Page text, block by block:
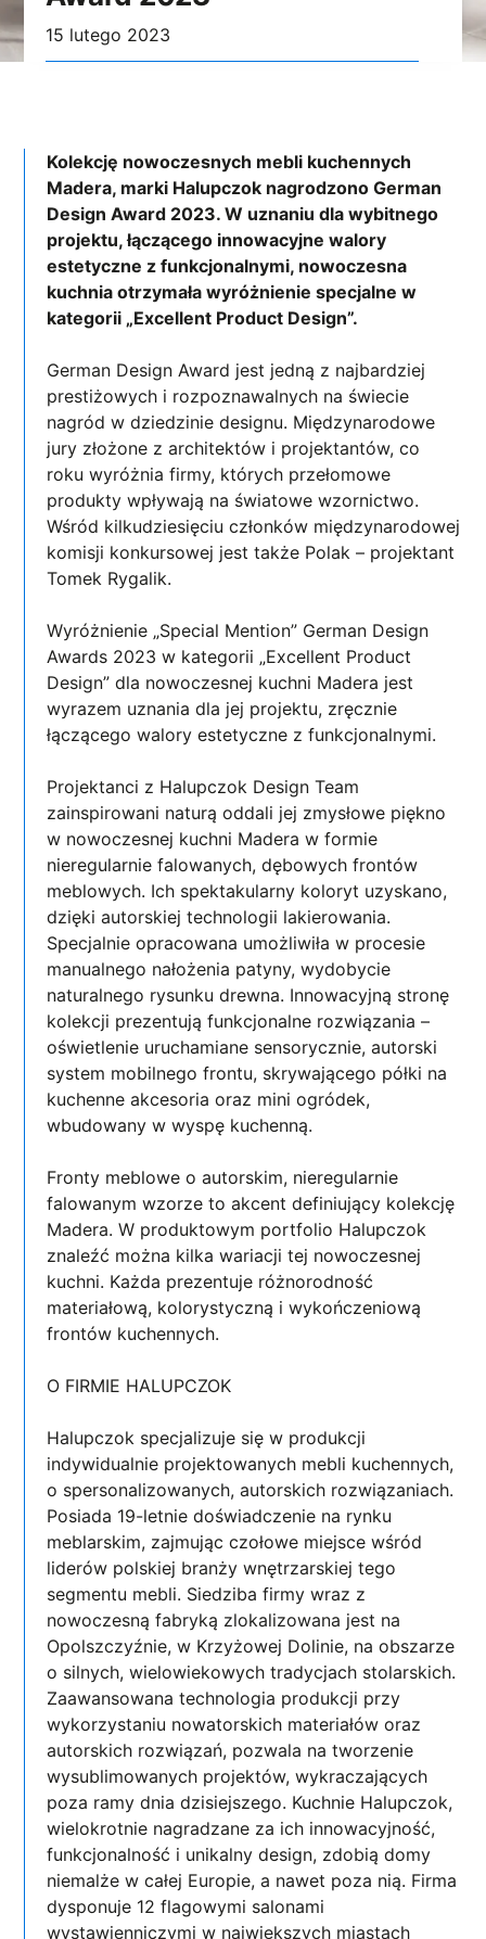
15 lutego 2023
Kolekcję nowoczesnych mebli kuchennych
Madera, marki Halupczok nagrodzono German
Design Award 2023. W uznaniu dla wybitnego
projektu, łączącego innowacyjne walory
estetyczne z funkcjonalnymi, nowoczesna
kuchnia otrzymała wyróżnienie specjalne w
kategorii „Excellent Product Design”.
German Design Award jest jedną z najbardziej
prestiżowych i rozpoznawalnych na świecie
nagród w dziedzinie designu. Międzynarodowe
jury złożone z architektów i projektantów, co
roku wyróżnia firmy, których przełomowe
produkty wpływają na światowe wzornictwo.
Wśród kilkudziesięciu członków międzynarodowej
komisji konkursowej jest także Polak – projektant
Tomek Rygalik.
Wyróżnienie „Special Mention” German Design
Awards 2023 w kategorii „Excellent Product
Design” dla nowoczesnej kuchni Madera jest
wyrazem uznania dla jej projektu, zręcznie
łączącego walory estetyczne z funkcjonalnymi.
Projektanci z Halupczok Design Team
zainspirowani naturą oddali jej zmysłowe piękno
w nowoczesnej kuchni Madera w formie
nieregularnie falowanych, dębowych frontów
meblowych. Ich spektakularny koloryt uzyskano,
dzięki autorskiej technologii lakierowania.
Specjalnie opracowana umożliwiła w procesie
manualnego nałożenia patyny, wydobycie
naturalnego rysunku drewna. Innowacyjną stronę
kolekcji prezentują funkcjonalne rozwiązania –
oświetlenie uruchamiane sensorycznie, autorski
system mobilnego frontu, skrywającego półki na
kuchenne akcesoria oraz mini ogródek,
wbudowany w wyspę kuchenną.
Fronty meblowe o autorskim, nieregularnie
falowanym wzorze to akcent definiujący kolekcję
Madera. W produktowym portfolio Halupczok
znaleźć można kilka wariacji tej nowoczesnej
kuchni. Każda prezentuje różnorodność
materiałową, kolorystyczną i wykończeniową
frontów kuchennych.
O FIRMIE HALUPCZOK
Halupczok specjalizuje się w produkcji
indywidualnie projektowanych mebli kuchennych,
o spersonalizowanych, autorskich rozwiązaniach.
Posiada 19-letnie doświadczenie na rynku
meblarskim, zajmując czołowe miejsce wśród
liderów polskiej branży wnętrzarskiej tego
segmentu mebli. Siedziba firmy wraz z
nowoczesną fabryką zlokalizowana jest na
Opolszczyźnie, w Krzyżowej Dolinie, na obszarze
o silnych, wielowiekowych tradycjach stolarskich.
Zaawansowana technologia produkcji przy
wykorzystaniu nowatorskich materiałów oraz
autorskich rozwiązań, pozwala na tworzenie
wysublimowanych projektów, wykraczających
poza ramy dnia dzisiejszego. Kuchnie Halupczok,
wielokrotnie nagradzane za ich innowacyjność,
funkcjonalność i unikalny design, zdobią domy
niemalże w całej Europie, a nawet poza nią. Firma
dysponuje 12 flagowymi salonami
wystawienniczymi w największych miastach